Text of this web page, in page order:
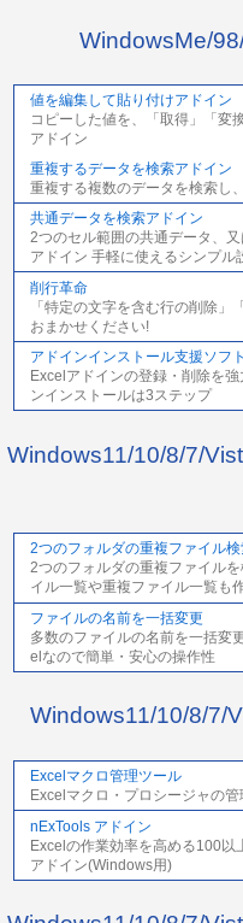
WindowsMe/
値を編集して貼り付けアドイン
コピーした値を、「取得」「変
アドイン
重複するデータを検索アドイン
重複する複数のデータを検索し
共通データを検索アドイン
2つのセル範囲の共通データ、
アドイン 手軽に使えるシンプル
削行革命
「特定の文字を含む行の削除
おまかせください!
アドインインストール支援ソフト
Excelアドインの登録・削除を
ンインストールは3ステップ
Windows11/10/8/7/
2つのフォルダの重複ファイル検
2つのフォルダの重複ファイル
イル一覧や重複ファイル一覧も
ファイルの名前を一括変更
多数のファイルの名前を一括変
elなので簡単・安心の操作性
Windows11/10/8/7/
Excelマクロ管理ツール
Excelマクロ・プロシージャの
nExTools アドイン
Excelの作業効率を高める100以
アドイン(Windows用)